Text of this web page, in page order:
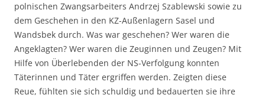
polnischen Zwangsarbeiters Andrzej Szablewski sowie zu
dem Geschehen in den KZ-Außenlagern Sasel und
Wandsbek durch. Was war geschehen? Wer waren die
Angeklagten? Wer waren die Zeuginnen und Zeugen? Mit
Hilfe von Überlebenden der NS-Verfolgung konnten
Täterinnen und Täter ergriffen werden. Zeigten diese
Reue, fühlten sie sich schuldig und bedauerten sie ihre